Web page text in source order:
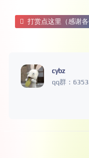
打赏点这里（感谢各
cybz
qq群：